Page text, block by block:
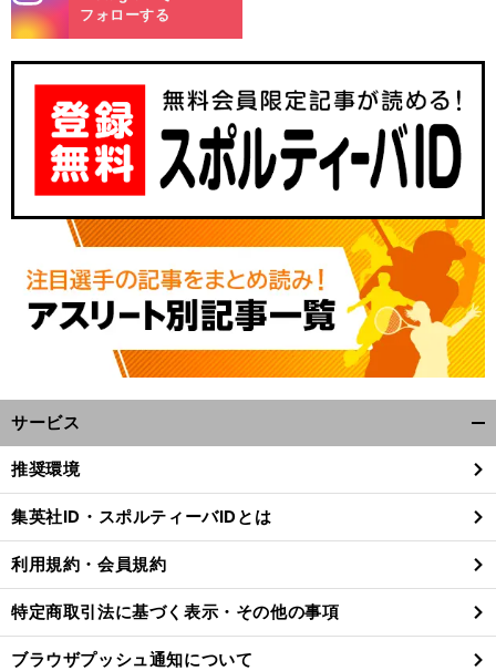
・
・ 織圭ら出場
男子テニスATPツアー
BNPパリバOPの日程
放送配信予定
m
フォローする
サービス
閉
る
推奨環境
集英社ID・スポルティーバIDとは
利用規約・会員規約
特定商取引法に基づく表示・その他の事項
ブラウザプッシュ通知について